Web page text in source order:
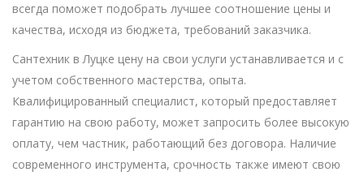
всегда поможет подобрать лучшее соотношение цены и
качества, исходя из бюджета, требований заказчика.
Сантехник в Луцке цену на свои услуги устанавливается и с
учетом собственного мастерства, опыта.
Квалифицированный специалист, который предоставляет
гарантию на свою работу, может запросить более высокую
оплату, чем частник, работающий без договора. Наличие
современного инструмента, срочность также имеют свою